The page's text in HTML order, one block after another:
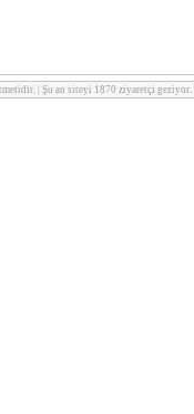
| Şu an siteyi 1870 ziyaretçi geziyor. |